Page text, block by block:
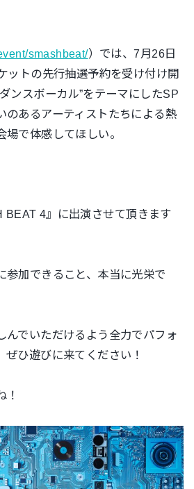
smashbeat/）では、7月26日
ットの先行抽選予約を受け付け開
ンスボーカル”をテーマにしたSP
のあるアーティストたちによる熱
で体感してほしい。
BEAT 4』に出演させて頂きます
参加できること、本当に光栄で
んでいただけるよう全力でパフォ
ぜひ遊びに来てください！
！